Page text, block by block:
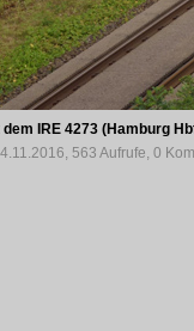
IRE 4273 (Hamburg
563 Aufrufe, 0